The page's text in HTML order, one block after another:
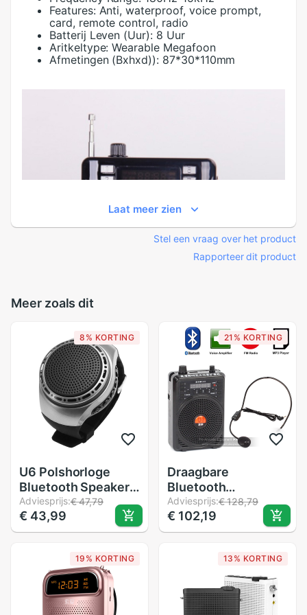
Features: Anti, waterproof, voice prompt,
card, remote control, radio
Batterij Leven (Uur): 8 Uur
Aritkeltype: Wearable Megafoon
Afmetingen (Bxhxd)): 87*30*110mm
Laat meer zien
Stel een vraag over het product
Rapporteer dit product
Meer zoals dit
8% KORTING
U6 Polshorloge
Bluetooth Speaker
Kaart met Radio FM
Draagbare Outdoor
Sport Running LED
Geheugenkaart
Adviesprijs:€ 47,79
€ 43,99
21% KORTING
Draagbare
Bluetooth
Megafoon Voice
Versterker Booster
Headset Microfoon
Speler Fm Radio
Leraar Gids
Adviesprijs:€ 128,79
€ 102,19
19% KORTING 13% KORTING